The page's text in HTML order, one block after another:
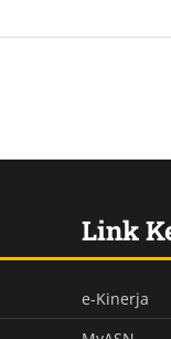
Link
e-Kinerja